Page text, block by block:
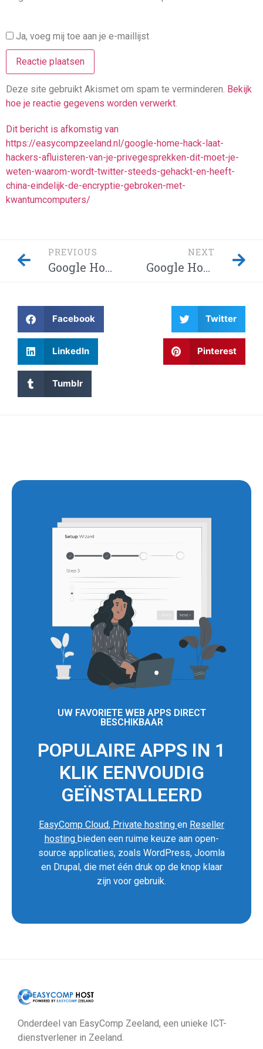
Ja, voeg mij toe aan je e-maillijst
Deze site gebruikt Akismet om spam te verminderen. Bekijk
hoe je reactie gegevens worden verwerkt.
Dit bericht is afkomstig van
https://easycompzeeland.nl/google-home-hack-laat-
hackers-afluisteren-van-je-privegesprekken-dit-moet-je-
weten-waarom-wordt-twitter-steeds-gehackt-en-heeft-
china-eindelijk-de-encryptie-gebroken-met-
kwantumcomputers/
PREVIOUS
Google Home-hack laat hackers afluisteren van je privégesprekken – Dit moet je weten! Waarom wordt Twitter steeds gehackt en heeft China eindelijk de encryptie gebroken met kwantumcomputers?
NEXT
Google Home-hack laat hackers afluisteren van je privégesprekken – Dit moet je weten! Waarom wordt Twitter steeds gehackt en heeft China eindelijk de encryptie gebroken met kwantumcomputers?
Facebook Twitter
LinkedIn Pinterest
Tumblr
UW FAVORIETE WEB APPS DIRECT
BESCHIKBAAR
POPULAIRE APPS IN 1
KLIK EENVOUDIG
GEÏNSTALLEERD
EasyComp Cloud, Private hosting en Reseller
hosting bieden een ruime keuze aan open-
source applicaties, zoals WordPress, Joomla
en Drupal, die met één druk op de knop klaar
zijn voor gebruik.
Onderdeel van EasyComp Zeeland, een unieke ICT-
dienstverlener in Zeeland.